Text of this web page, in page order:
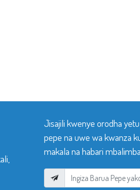
Jisajili kwenye orodha
pepe na uwe wa kwanza
makala na habari